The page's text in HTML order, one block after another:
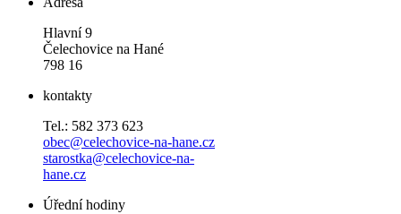
Hlavní 9
Čelechovice na Hané
798 16
kontakty
Tel.: 582 373 623
obec@celechovice-na-hane.cz
starostka@celechovice-na-
hane.cz
Úřední hodiny